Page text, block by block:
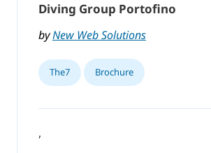
Diving Group Portofino
byNew Web Solutions
The7 Brochure
,